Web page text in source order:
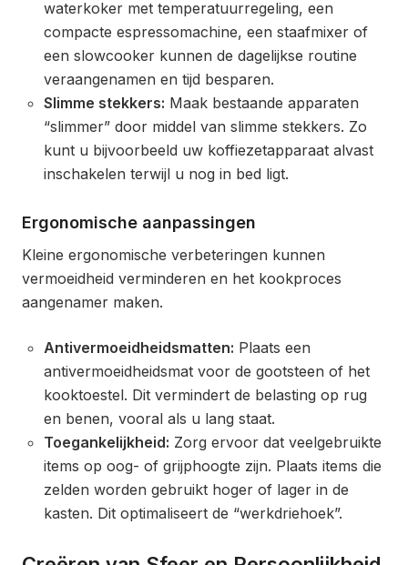
waterkoker met temperatuurregeling, een
compacte espressomachine, een staafmixer of
een slowcooker kunnen de dagelijkse routine
veraangenamen en tijd besparen.
Slimme stekkers: Maak bestaande apparaten
“slimmer” door middel van slimme stekkers. Zo
kunt u bijvoorbeeld uw koffiezetapparaat alvast
inschakelen terwijl u nog in bed ligt.
Ergonomische aanpassingen
Kleine ergonomische verbeteringen kunnen
vermoeidheid verminderen en het kookproces
aangenamer maken.
Antivermoeidheidsmatten: Plaats een
antivermoeidheidsmat voor de gootsteen of het
kooktoestel. Dit vermindert de belasting op rug
en benen, vooral als u lang staat.
Toegankelijkheid: Zorg ervoor dat veelgebruikte
items op oog- of grijphoogte zijn. Plaats items die
zelden worden gebruikt hoger of lager in de
kasten. Dit optimaliseert de “werkdriehoek”.